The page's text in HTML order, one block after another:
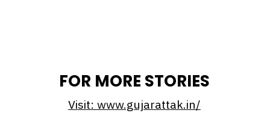
Visit: www.gujarattak.in/
FOR MORE STORIES